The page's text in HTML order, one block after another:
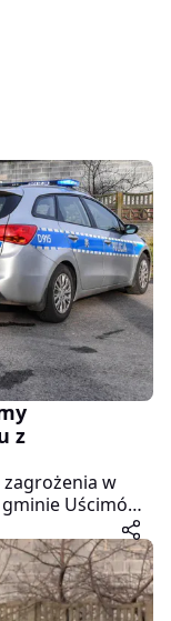
z
w
Uścimów
lubelski Lech
dla hodowców,